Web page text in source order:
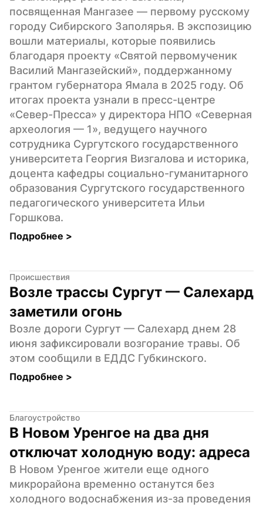
посвященная Мангазее — первому русскому
городу Сибирского Заполярья. В экспозицию
вошли материалы, которые появились
благодаря проекту «Святой первомученик
Василий Мангазейский», поддержанному
грантом губернатора Ямала в 2025 году. Об
итогах проекта узнали в пресс-центре
«Север-Пресса» у директора НПО «Северная
археология — 1», ведущего научного
сотрудника Сургутского государственного
университета Георгия Визгалова и историка,
доцента кафедры социально-гуманитарного
образования Сургутского государственного
педагогического университета Ильи
Горшкова.
Подробнее >
Происшествия
Возле трассы Сургут — Салехард
заметили огонь
Возле дороги Сургут — Салехард днем 28
июня зафиксировали возгорание травы. Об
этом сообщили в ЕДДС Губкинского.
Подробнее >
Благоустройство
В Новом Уренгое на два дня
отключат холодную воду: адреса
В Новом Уренгое жители еще одного
микрорайона временно останутся без
холодного водоснабжения из-за проведения